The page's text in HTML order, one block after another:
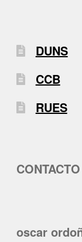
DUNS
CCB
RUES
CONTACTO
oscar